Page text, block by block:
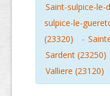
Saint-sulpice-le-
sulpice-le-
(23320)
-
Sardent (23250)
Valliere (23120)